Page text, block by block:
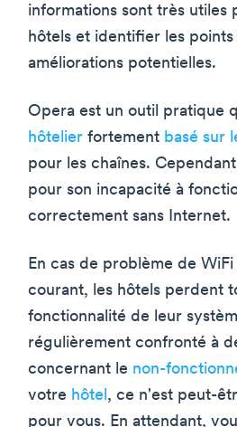
informations sont très utiles
hôtels et identifier les points
améliorations potentielles.
Opera est un outil pratique
hôtelier fortement basé sur
pour les chaînes.
pour son incapacité à
correctement sans Internet.
En cas de problème de
courant, les hôtels perdent
fonctionnalité de leur
régulièrement confronté à
concernant le non-
votre hôtel, ce n'est peut-
pour vous. En attendant,